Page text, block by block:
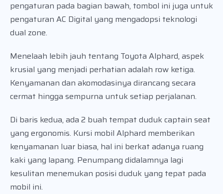
pengaturan pada bagian bawah, tombol ini juga untuk
pengaturan AC Digital yang mengadopsi teknologi
dual zone.
Menelaah lebih jauh tentang Toyota Alphard, aspek
krusial yang menjadi perhatian adalah row ketiga.
Kenyamanan dan akomodasinya dirancang secara
cermat hingga sempurna untuk setiap perjalanan.
Di baris kedua, ada 2 buah tempat duduk captain seat
yang ergonomis. Kursi mobil Alphard memberikan
kenyamanan luar biasa, hal ini berkat adanya ruang
kaki yang lapang. Penumpang didalamnya lagi
kesulitan menemukan posisi duduk yang tepat pada
mobil ini.